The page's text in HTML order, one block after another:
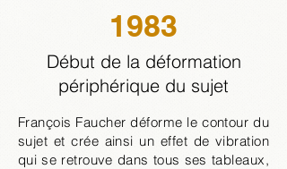
1983
Début de la déformation
périphérique du sujet
François Faucher déforme le contour du
sujet et crée ainsi un effet de vibration
qui se retrouve dans tous ses tableaux,